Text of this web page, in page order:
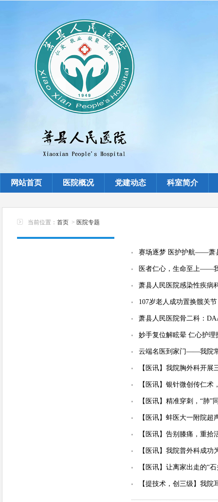
网站首页 医院概况 党建动态 科室简介
当前位置： 首页 > 医院专题
赛场逐梦 医护护航——萧
医者仁心，生命至上——
萧县人民医院感染性疾病
107岁老人成功置换髋关
萧县人民医院骨二科：
妙手复位解眩晕 仁心护
云端名医到家门——我院
【医讯】我院胸外科开
【医讯】银针微创传仁
【医讯】精准穿刺，“肺
【医讯】蚌医大一附院
【医讯】告别膝痛，重
【医讯】我院普外科成
【医讯】让离家出走的“
【提技术，创三级】我